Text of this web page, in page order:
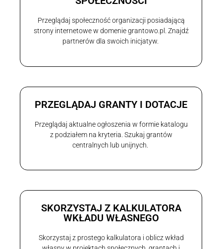
Przeglądaj społeczność organizacji posiadającą
strony internetowe w domenie grantowo.pl. Znajdź
partnerów dla swoich inicjatyw.
PRZEGLĄDAJ GRANTY I DOTACJE
Przeglądaj aktualne ogłoszenia w formie katalogu
z podziałem na kryteria. Szukaj grantów
centralnych lub unijnych.
SKORZYSTAJ Z KALKULATORA
WKŁADU WŁASNEGO
Skorzystaj z prostego kalkulatora i oblicz wkład